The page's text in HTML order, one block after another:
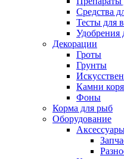
Средства
Тесты для
Удобрения
Декорации
Гроты
Грунты
Камни
Фоны
Корма для рыб
Оборудование